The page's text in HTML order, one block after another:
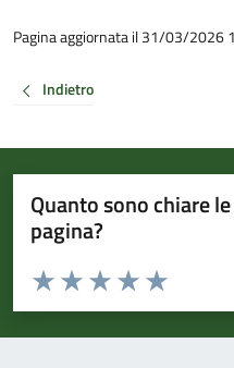
Pagina aggiornata il 31/03/2026
Indietro
Quanto sono chiare
pagina?
Valuta da 1 a 5 stelle la pagina
Valuta 5
Valuta 4 stelle
Valuta 3 stelle su 5
Valuta 2 stelle su 5
Valuta 1 stelle su 5